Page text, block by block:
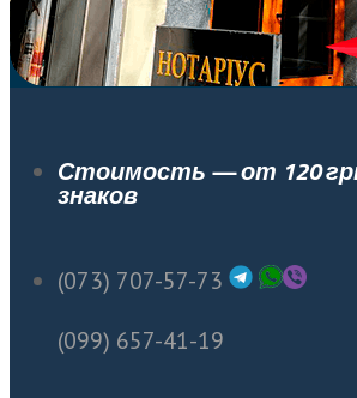
Стоимость — от 120
знаков
(073) 707-57-73
(099) 657-41-19